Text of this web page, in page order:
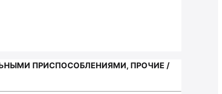
ПРИСПОСОБЛЕНИЯМИ, ПРОЧИЕ /